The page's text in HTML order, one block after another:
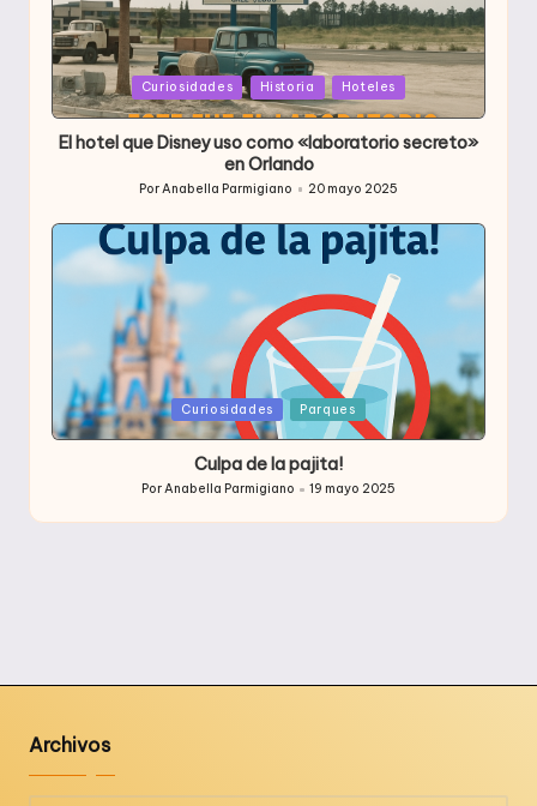
Publicada
en
Curiosidades Historia Hoteles
El hotel que Disney uso como «laboratorio secreto»
en Orlando
Publicado
por
PorAnabella Parmigiano 20 mayo 2025
Publicada
en
Curiosidades Parques
Culpa de la pajita!
por
PorAnabella Parmigiano 19 mayo 2025
Archivos